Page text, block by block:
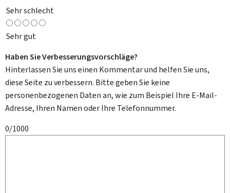
Sehr schlecht
Sehr gut
Haben Sie Verbesserungsvorschläge?
Hinterlassen Sie uns einen Kommentar und helfen Sie uns,
diese Seite zu verbessern. Bitte geben Sie keine
personenbezogenen Daten an, wie zum Beispiel Ihre E-Mail-
Adresse, Ihren Namen oder Ihre Telefonnummer.
0/1000